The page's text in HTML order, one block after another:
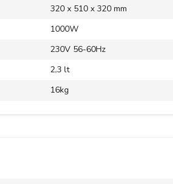
320 x 510 x 320 mm
1000W
230V 56-60Hz
2,3 lt
16kg